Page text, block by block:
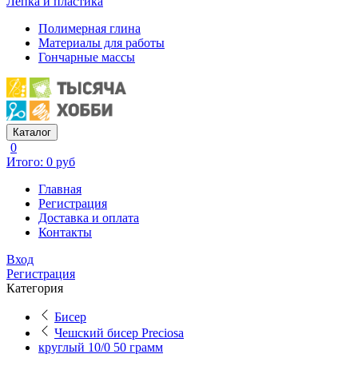
Полимерная глина
Материалы для работы
Гончарные массы
Каталог
0
Итого: 0 руб
Главная
Регистрация
Доставка и оплата
Контакты
Вход
Регистрация
Категория
Бисер
Чешский бисер Preciosa
круглый 10/0 50 грамм